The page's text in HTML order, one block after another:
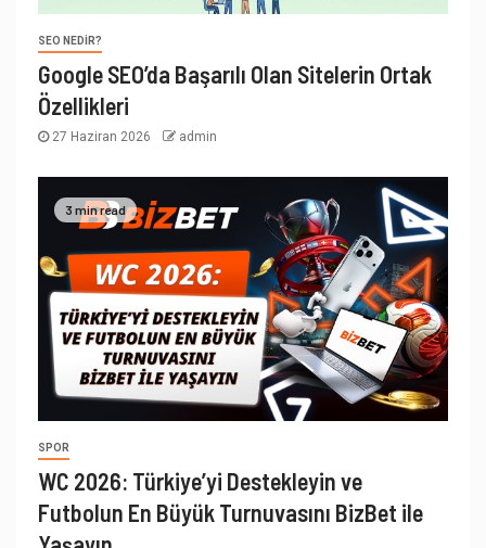
SEO NEDIR?
Google SEO’da Başarılı Olan Sitelerin Ortak
Özellikleri
27 Haziran 2026 admin
3 min read
SPOR
WC 2026: Türkiye’yi Destekleyin ve
Futbolun En Büyük Turnuvasını BizBet ile